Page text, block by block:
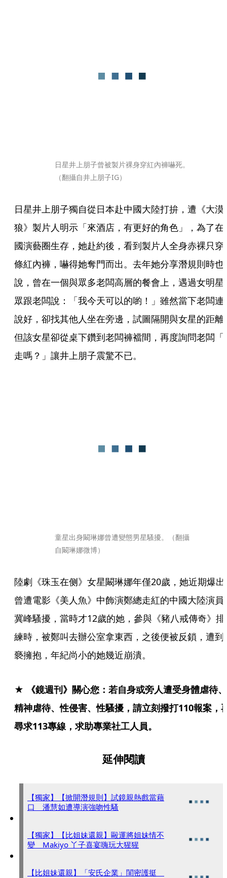
日星井上朋子曾被製片裸身穿紅內褲嚇死。
（翻攝自井上朋子IG）
日星井上朋子獨自從日本赴中國大陸打拚，遭《大漠
狼》製片人明示「來酒店，有更好的角色」，為了在
國演藝圈生存，她赴約後，看到製片人全身赤裸只穿
條紅內褲，嚇得她奪門而出。去年她分享潛規則時也
說，曾在一個與眾多老闆高層的餐會上，遇過女明星
眾跟老闆說：「我今天可以的喲！」雖然當下老闆連
說好，卻找其他人坐在旁邊，試圖隔開與女星的距離
但該女星卻從桌下鑽到老闆褲襠間，再度詢問老闆「
走嗎？」讓井上朋子震驚不已。
童星出身闞琳娜曾遭變態男星騷擾。（翻攝
自闞琳娜微博）
陸劇《珠玉在侧》女星闞琳娜年僅20歲，她近期爆出
曾遭電影《美人魚》中飾演鄭總走紅的中國大陸演員
冀峰騷擾，當時才12歲的她，參與《豬八戒傳奇》排
練時，被鄭叫去辦公室拿東西，之後便被反鎖，遭到
褻擁抱，年紀尚小的她幾近崩潰。
★ 《鏡週刊》關心您：若自身或旁人遭受身體虐待、
精神虐待、性侵害、性騷擾，請立刻撥打110報案，
尋求113專線，求助專業社工人員。
延伸閱讀
【獨家】【掀開潛規則】試鏡親熱戲當藉
口 潘慧如遭導演強吻性騷
【獨家】【比姐妹還親】毆運將姐妹情不
變 Makiyo 丫子喜宴嗨玩大猩猩
【比姐妹還親】「安氏企業」閨密護挺